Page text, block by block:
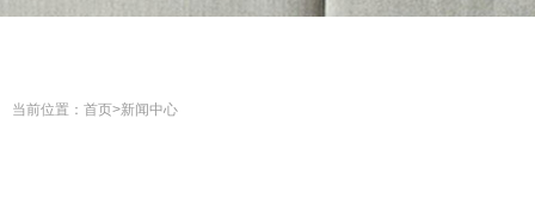
当前位置： 首页>新闻中心